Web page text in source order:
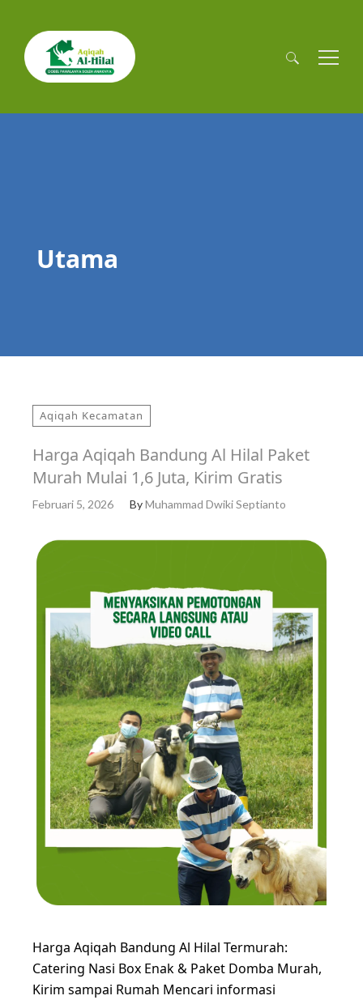
Cari
Utama
Aqiqah Kecamatan
Harga Aqiqah Bandung Al Hilal Paket
Murah Mulai 1,6 Juta, Kirim Gratis
Februari 5, 2026 ByMuhammad Dwiki Septianto
Harga Aqiqah Bandung Al Hilal Termurah:
Catering Nasi Box Enak & Paket Domba Murah,
Kirim sampai Rumah Mencari informasi